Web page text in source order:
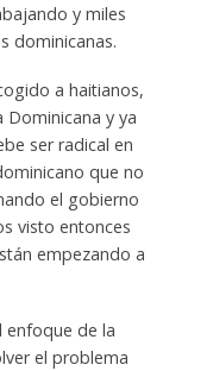
y miles
dominicanas.
a haitianos,
Dominicana y ya
ser radical en
que no
el gobierno
visto entonces
empezando a
enfoque de la
el problema